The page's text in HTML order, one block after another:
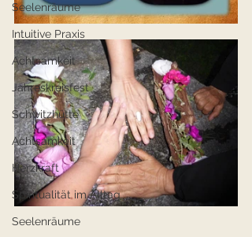
Seelenräume
Intuitive Praxis
Achtsamkeit
Jahreskreisfest
Schwitzhütte
Achtsamkeit
Herzkraft
Spiritualität im Alltag
Seelenräume